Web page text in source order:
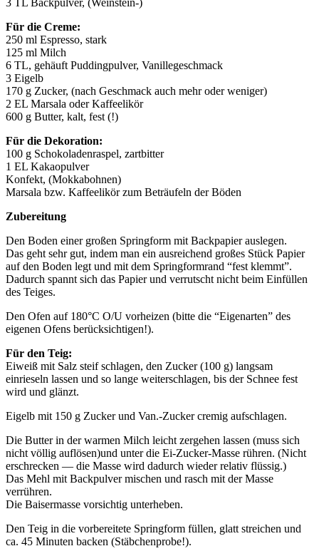
Für die Creme:
250 ml Espresso, stark
125 ml Milch
6 TL, gehäuft Puddingpulver, Vanillegeschmack
3 Eigelb
170 g Zucker, (nach Geschmack auch mehr oder weniger)
2 EL Marsala oder Kaffeelikör
600 g Butter, kalt, fest (!)
Für die Dekoration:
100 g Schokoladenraspel, zartbitter
1 EL Kakaopulver
Konfekt, (Mokkabohnen)
Marsala bzw. Kaffeelikör zum Beträufeln der Böden
Zubereitung
Den Boden einer großen Springform mit Backpapier auslegen.
Das geht sehr gut, indem man ein ausreichend großes Stück Papier
auf den Boden legt und mit dem Springformrand “fest klemmt”.
Dadurch spannt sich das Papier und verrutscht nicht beim Einfüllen
des Teiges.
Den Ofen auf 180°C O/U vorheizen (bitte die “Eigenarten” des
eigenen Ofens berücksichtigen!).
Für den Teig:
Eiweiß mit Salz steif schlagen, den Zucker (100 g) langsam
einrieseln lassen und so lange weiterschlagen, bis der Schnee fest
wird und glänzt.
Eigelb mit 150 g Zucker und Van.-Zucker cremig aufschlagen.
Die Butter in der warmen Milch leicht zergehen lassen (muss sich
nicht völlig auflösen)und unter die Ei-Zucker-Masse rühren. (Nicht
erschrecken — die Masse wird dadurch wieder relativ flüssig.)
Das Mehl mit Backpulver mischen und rasch mit der Masse
verrühren.
Die Baisermasse vorsichtig unterheben.
Den Teig in die vorbereitete Springform füllen, glatt streichen und
ca. 45 Minuten backen (Stäbchenprobe!).